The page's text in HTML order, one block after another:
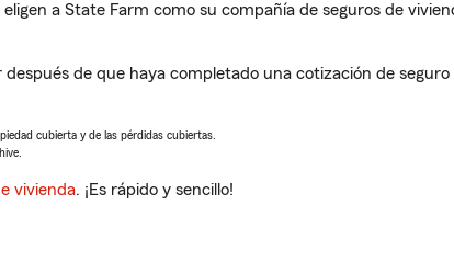
a State Farm como su compañía de seguros de
de que haya completado una cotización de
cubierta y de las pérdidas cubiertas.
vivienda. ¡Es rápido y sencillo!